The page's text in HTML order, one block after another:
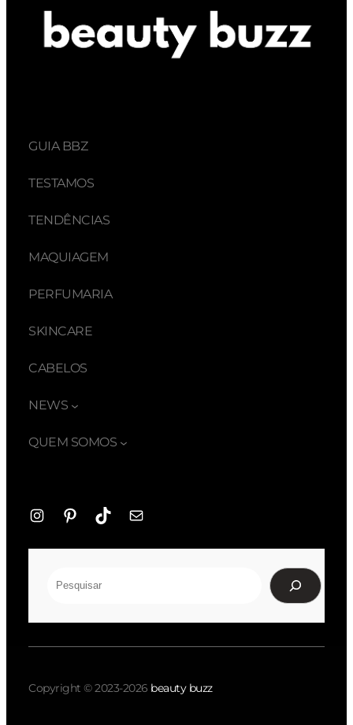
GUIA BBZ
TESTAMOS
TENDÊNCIAS
MAQUIAGEM
PERFUMARIA
SKINCARE
CABELOS
NEWS
QUEM SOMOS
InstagramPinterestTikTokE-
Copyright © 2023-2026 beauty buzz